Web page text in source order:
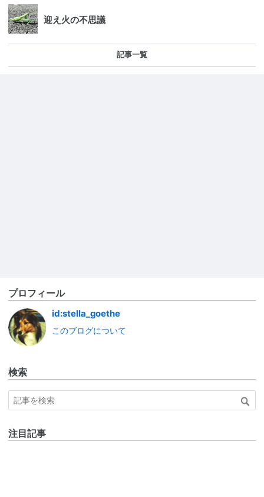
迎え火の不思議
記事一覧
プロフィール
id:stella_goethe
このブログについて
検索
注目記事